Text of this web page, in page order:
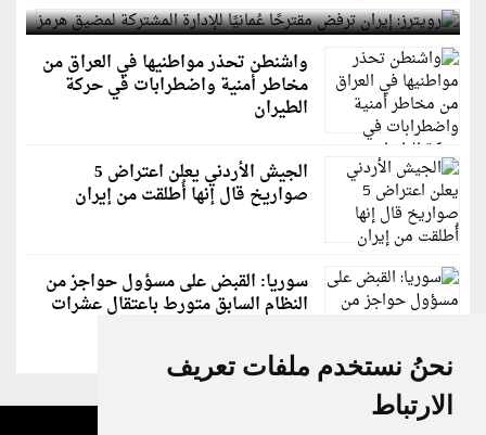
نحنُ نستخدم ملفات تعريف
الارتباط
واشنطن تحذر مواطنيها في العراق من
مخاطر أمنية واضطرابات في حركة
الطيران
الجيش الأردني يعلن اعتراض 5
صواريخ قال إنها أُطلقت من إيران
سوريا: القبض على مسؤول حواجز من
النظام السابق متورط باعتقال عشرات